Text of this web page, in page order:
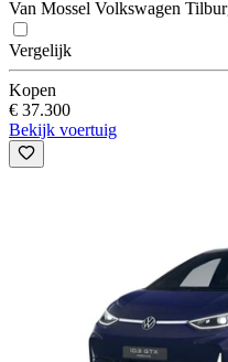
Van Mossel Volkswagen
Vergelijk
Kopen
€ 37.300
Bekijk voertuig